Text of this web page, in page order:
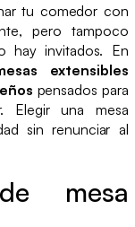
tu comedor con
pero tampoco
hay invitados. En
extensibles
pensados para
Elegir una mesa
sin renunciar al
mesa